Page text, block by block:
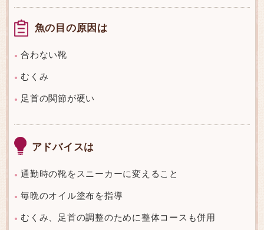
魚の目の原因は
● 合わない靴
● むくみ
● 足首の関節が硬い
アドバイスは
● 通勤時の靴をスニーカーに変えること
● 毎晩のオイル塗布を指導
● むくみ、足首の調整のために整体コースも併用